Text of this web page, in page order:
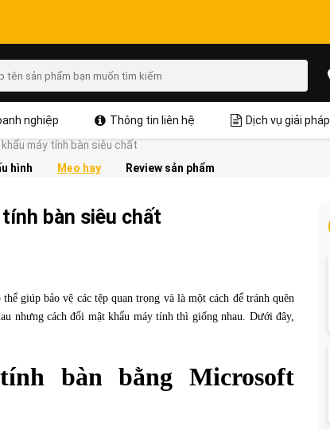
nghiệp Thông tin liên hệ Dịch vụ giải pháp
máy tính bàn siêu chất
hình Mẹo hay Review sản phẩm
bàn siêu chất
giúp bảo vệ các tệp quan trọng và là một cách để tránh quên
nhưng cách đổi mật khẩu máy tính thì giống nhau. Dưới đây,
bàn bằng Microsoft